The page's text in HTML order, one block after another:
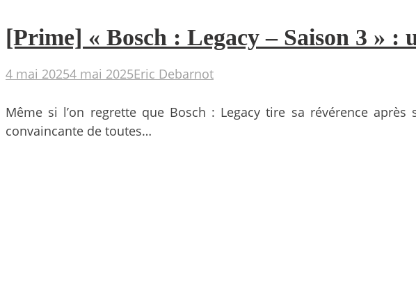
[Prime] « Bosch : Legacy – Saison 3 » :
4 mai 20254 mai 2025Eric Debarnot
Même si l’on regrette que Bosch : Legacy tire sa révérence
convaincante de toutes…